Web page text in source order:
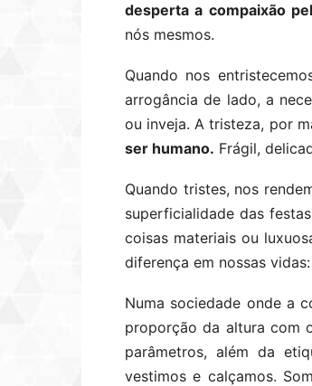
desperta a compaixão
nós mesmos.
Quando nos
arrogância de lado, a
ou inveja. A tristeza, por
ser humano. Frágil,
Quando tristes, nos
superficialidade das
coisas materiais ou
diferença em nossas
Numa sociedade onde a
proporção da altura com
parâmetros, além da
vestimos e calçamos.